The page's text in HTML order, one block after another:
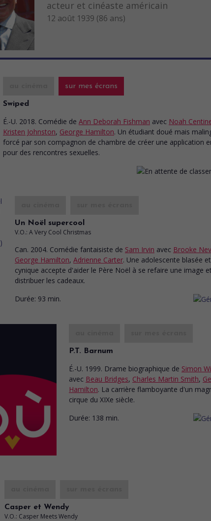
acteur et cinéaste américain
12 août 1939 (86 ans)
sur mes écrans
Swiped
É.-U. 2018. Comédie de Ann Deborah Fishman avec Noah
Kristen Johnston, George Hamilton. Un étudiant doué mais
forcé par son compagnon de chambre de créer une application
pour des rencontres sexuelles.
Un Noël supercool
V.O.: A Very Cool Christmas
Can. 2004. Comédie fantaisiste de Sam Irvin avec Brooke
George Hamilton, Adrienne Carter. Une adolescente blasée et
cynique accepte d'aider le Père Noël à se refaire une image
distribuer les cadeaux.
Durée: 93 min.
P.T. Barnum
É.-U. 1999. Drame biographique de Simon
avec Beau Bridges, Charles Martin Smith,
Hamilton. La carrière flamboyante d'un
cirque du XIXe siècle.
Durée: 138 min.
Casper et Wendy
V.O.: Casper Meets Wendy